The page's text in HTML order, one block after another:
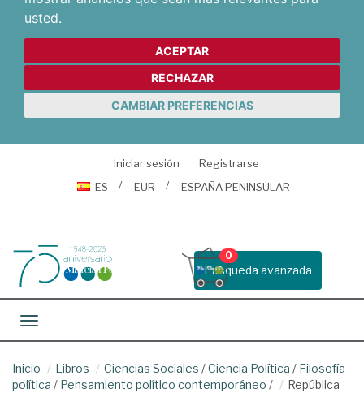
usted.
ACEPTAR
RECHAZAR
CAMBIAR PREFERENCIAS
Iniciar sesión
Registrarse
ES
EUR ESPAÑA PENINSULAR
Busqueda avanzada
0
Toggle navigation
Inicio Libros Ciencias Sociales /Ciencia Política / Filosofía
política / Pensamiento político contemporáneo /
República